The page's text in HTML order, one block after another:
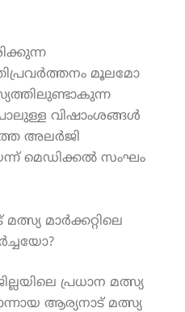
മൂലമോ
പോലുള്ള വിഷാംശങ്ങൾ
അലർജി
മെഡിക്കൽ സംഘം
മാർക്കറ്റിലെ
പ്രധാന മത്സ്യ
ആര്യനാട് മത്സ്യ